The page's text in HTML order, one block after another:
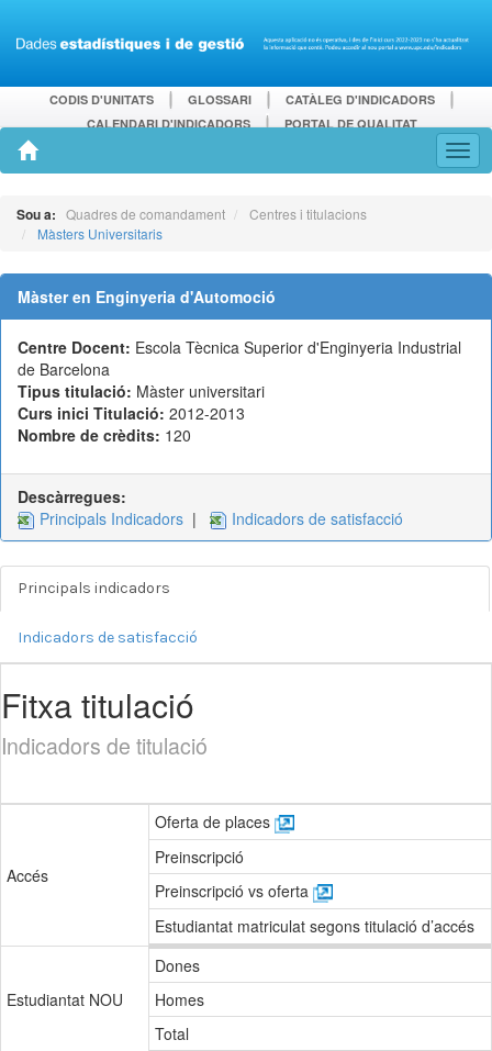
CODIS D'UNITATS GLOSSARI
CATÀLEG D'INDICADORS
CALENDARI D'INDICADORS
PORTAL DE QUALITAT
Sou a: Quadres de comandament
Centres i titulacions
Màsters Universitaris
Màster en Enginyeria d'Automoció
Centre Docent: Escola Tècnica Superior d'Enginyeria Industrial
de Barcelona
Tipus titulació: Màster universitari
Curs inici Titulació: 2012-2013
Nombre de crèdits: 120
Descàrregues:
Principals Indicadors | Indicadors de satisfacció
Principals indicadors
Indicadors de satisfacció
Fitxa titulació
Indicadors de titulació
Accés
Oferta de places
Preinscripció
Preinscripció vs oferta
Estudiantat matriculat segons titulació d’accés
Estudiantat NOU
Dones
Homes
Total